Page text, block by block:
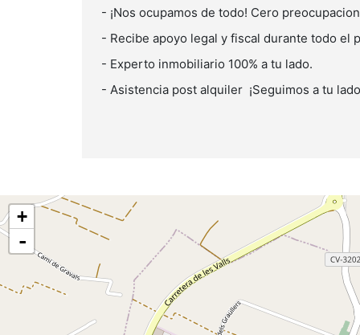
- ¡Nos ocupamos de todo! Cero
- Recibe apoyo legal y fiscal durante todo el
- Experto inmobiliario 100% a tu lado.
- Asistencia post alquiler ¡Seguimos a tu
+
-